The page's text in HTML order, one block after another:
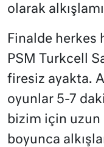
olarak
Finalde herkes
PSM Turkcell
firesiz ayakta.
oyunlar 5-7
bizim için uzun
boyunca